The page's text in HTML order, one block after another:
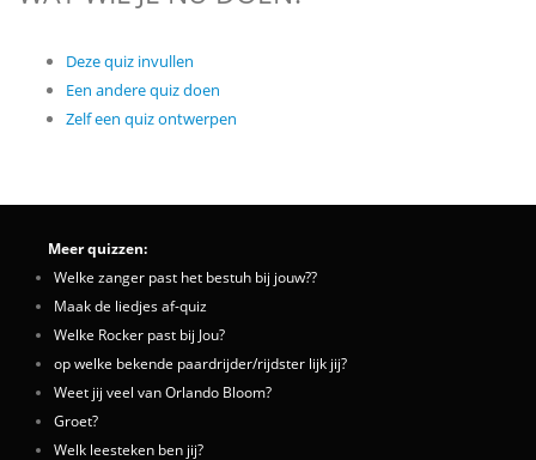
Deze quiz invullen
Een andere quiz doen
Zelf een quiz ontwerpen
Meer quizzen:
Welke zanger past het bestuh bij jouw??
Maak de liedjes af-quiz
Welke Rocker past bij Jou?
op welke bekende paardrijder/rijdster lijk jij?
Weet jij veel van Orlando Bloom?
Groet?
Welk leesteken ben jij?